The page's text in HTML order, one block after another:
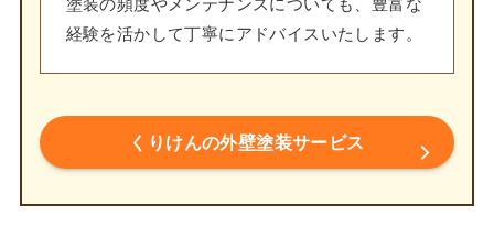
経験を活かして丁寧にアドバイスいたします。
くりけんの外壁塗装サービス